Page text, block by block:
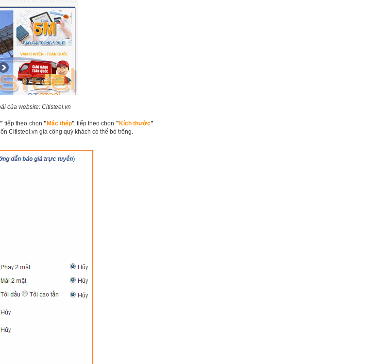
của website: Citisteel.vn
"tiếp theo chọn " Mác thép" tiếp theo chọn " Kích thước"
Citisteel.vn gia công quý khách có thể bỏ trống.